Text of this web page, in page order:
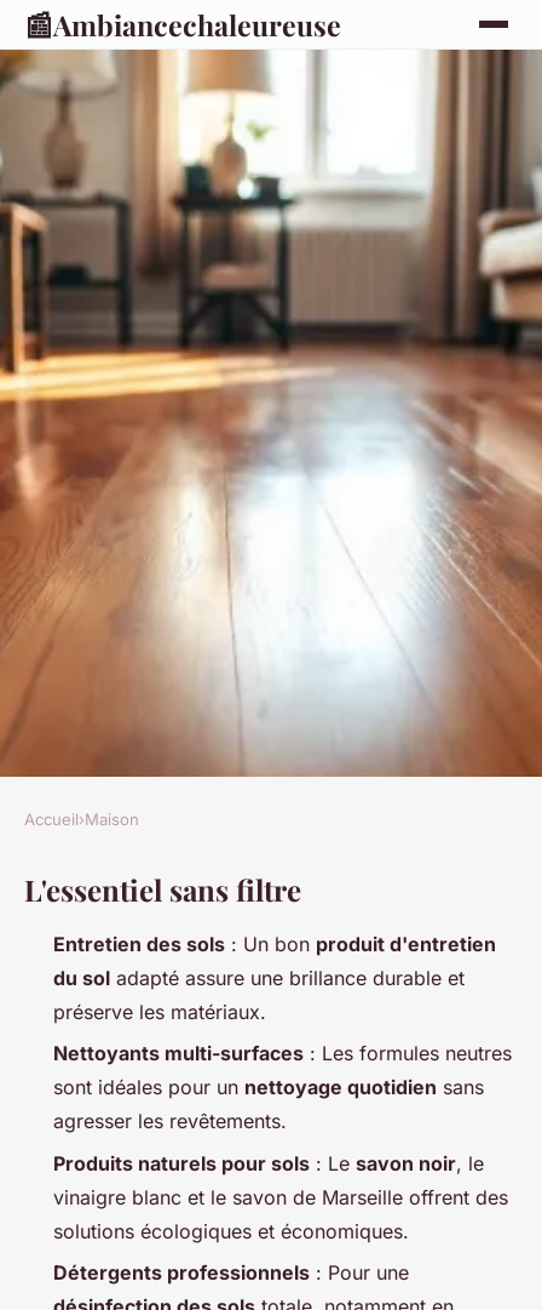
📰Ambiancechaleureuse
Top choix de produits pour un
sol impeccablement propre
Aubine •06/04/2026 19:04• 8 min de lecture
Accueil›Maison
L'essentiel sans filtre
Entretien des sols : Un bon produit d'entretien
du sol adapté assure une brillance durable et
préserve les matériaux.
Nettoyants multi-surfaces : Les formules neutres
sont idéales pour un nettoyage quotidien sans
agresser les revêtements.
Produits naturels pour sols : Le savon noir, le
vinaigre blanc et le savon de Marseille offrent des
solutions écologiques et économiques.
Détergents professionnels : Pour une